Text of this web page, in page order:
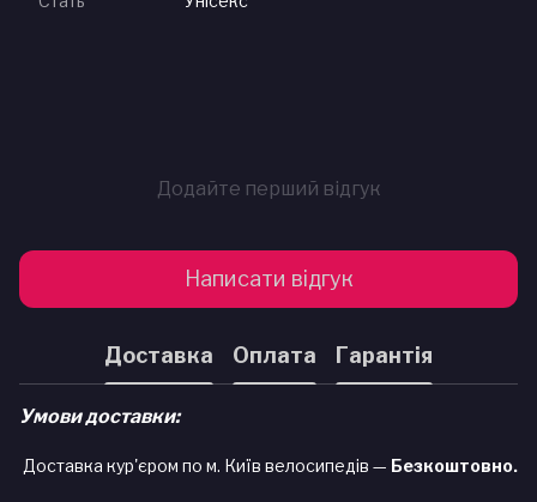
Додайте перший відгук
Написати відгук
Доставка Оплата Гарантія
Умови доставки:
Доставка кур'єром по м. Київ велосипедів — Безкоштовно.